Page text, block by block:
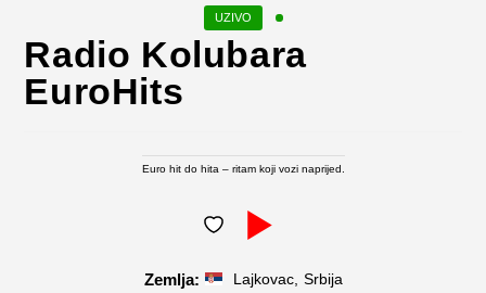
Radio Kolubara
EuroHits
Euro hit do hita – ritam koji vozi naprijed.
Lajkovac, Srbija